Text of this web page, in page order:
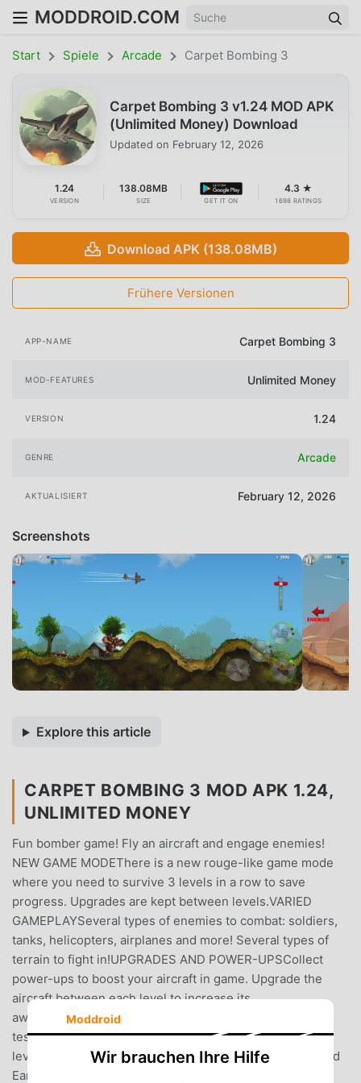
MODDROID.COM
Start Spiele Arcade Carpet Bombing 3
Carpet Bombing 3 v1.24 MOD APK
(Unlimited Money) Download
Updated on February 12, 2026
1.24
VERSION
138.08MB
SIZE GET IT ON
4.3 ★
1698 RATINGS
Download APK (138.08MB)
Frühere Versionen
APP-NAME Carpet Bombing 3
MOD-FEATURES Unlimited Money
VERSION 1.24
GENRE Arcade
AKTUALISIERT February 12, 2026
Screenshots
Explore this article
CARPET BOMBING 3 MOD APK 1.24,
UNLIMITED MONEY
Fun bomber game! Fly an aircraft and engage enemies!
NEW GAME MODEThere is a new rouge-like game mode
where you need to survive 3 levels in a row to save
progress. Upgrades are kept between levels.VARIED
GAMEPLAYSeveral types of enemies to combat: soldiers,
tanks, helicopters, airplanes and more! Several types of
terrain to fight in!UPGRADES AND POWER-UPSCollect
power-ups to boost your aircraft in game. Upgrade the
aircraft between each level to increase its
awesomeness!ENDLESS FUNRandomly generated maps
test your skill in more and more challenging
levelsDESTRUCTIBLE TERRAINLike Worms and Scorched
Earth. Boom!GOOD QUALITYCheck the reviews, most
Moddroid
Wir brauchen Ihre Hilfe